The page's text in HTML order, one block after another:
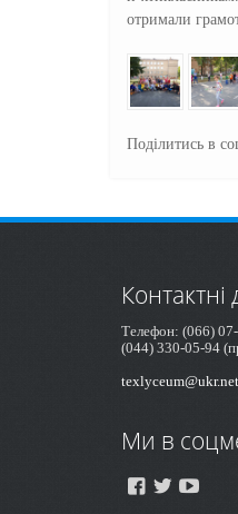
отримали
Поділитись в
Контактні
Телефон: (066)
(044) 330-05-94
texlyceum@ukr.net
Ми в